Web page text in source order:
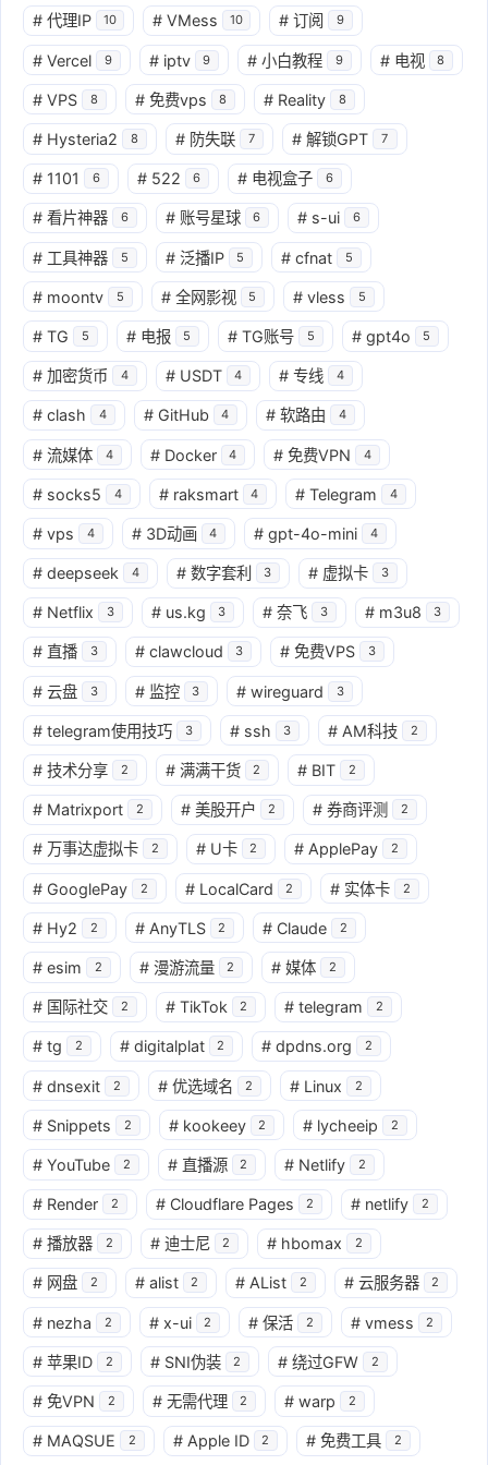
# 代理IP 10 # VMess 10 # 订阅 9
# Vercel 9 # iptv 9 # 小白教程 9 # 电视 8
# VPS 8 # 免费vps 8 # Reality 8
# Hysteria2 8 # 防失联 7 # 解锁GPT 7
# 1101 6 # 522 6 # 电视盒子 6
# 看片神器 6 # 账号星球 6 # s-ui 6
# 工具神器 5 # 泛播IP 5 # cfnat 5
# moontv 5 # 全网影视 5 # vless 5
# TG 5 # 电报 5 # TG账号 5 # gpt4o 5
# 加密货币 4 # USDT 4 # 专线 4
# clash 4 # GitHub 4 # 软路由 4
# 流媒体 4 # Docker 4 # 免费VPN 4
# socks5 4 # raksmart 4 # Telegram 4
# vps 4 # 3D动画 4 # gpt-4o-mini 4
# deepseek 4 # 数字套利 3 # 虚拟卡 3
# Netflix 3 # us.kg 3 # 奈飞 3 # m3u8 3
# 直播 3 # clawcloud 3 # 免费VPS 3
# 云盘 3 # 监控 3 # wireguard 3
# telegram使用技巧 3 # ssh 3 # AM科技 2
# 技术分享 2 # 满满干货 2 # BIT 2
# Matrixport 2 # 美股开户 2 # 券商评测 2
# 万事达虚拟卡 2 # U卡 2 # ApplePay 2
# GooglePay 2 # LocalCard 2 # 实体卡 2
# Hy2 2 # AnyTLS 2 # Claude 2
# esim 2 # 漫游流量 2 # 媒体 2
# 国际社交 2 # TikTok 2 # telegram 2
# tg 2 # digitalplat 2 # dpdns.org 2
# dnsexit 2 # 优选域名 2 # Linux 2
# Snippets 2 # kookeey 2 # lycheeip 2
# YouTube 2 # 直播源 2 # Netlify 2
# Render 2 # Cloudflare Pages 2 # netlify 2
# 播放器 2 # 迪士尼 2 # hbomax 2
# 网盘 2 # alist 2 # AList 2 # 云服务器 2
# nezha 2 # x-ui 2 # 保活 2 # vmess 2
# 苹果ID 2 # SNI伪装 2 # 绕过GFW 2
# 免VPN 2 # 无需代理 2 # warp 2
# MAQSUE 2 # Apple ID 2 # 免费工具 2